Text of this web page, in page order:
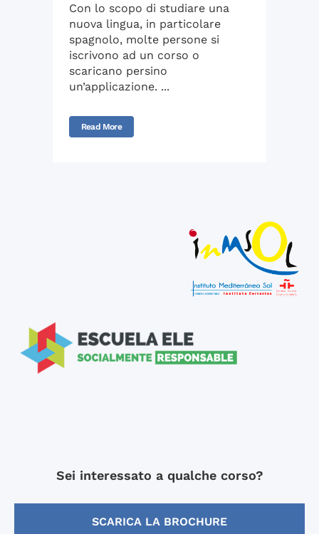
Con lo scopo di studiare una
nuova lingua, in particolare
spagnolo, molte persone si
iscrivono ad un corso o
scaricano persino
un’applicazione. ...
Read More
Sei interessato a qualche corso?
SCARICA LA BROCHURE